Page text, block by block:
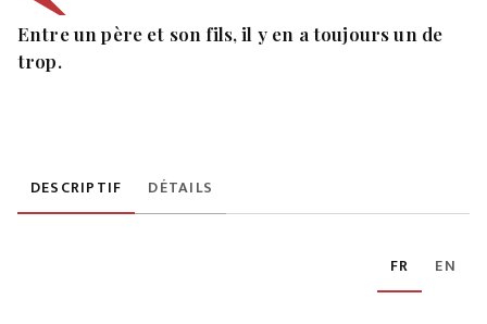
Entre un père et son fils, il y en a toujours un de
trop.
DESCRIPTIF DÉTAILS
FR EN